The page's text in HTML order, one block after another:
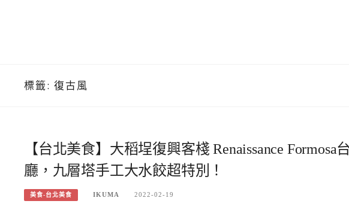
標籤: 復古風
【台北美食】大稻埕復興客棧 Renaissance
廳，九層塔手工大水餃超特別！
美食-台北美食 IKUMA 2022-02-19